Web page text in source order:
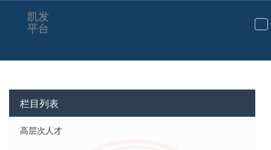
切
航
凯发
平台
栏目列表
高层次人才